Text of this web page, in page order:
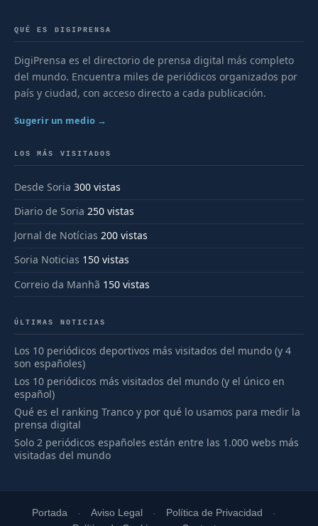
QUÉ ES DIGIPRENSA
DigiPrensa es el directorio de prensa digital más completo
del mundo. Encuentra miles de periódicos organizados por
país y ciudad, con acceso directo a cada publicación.
Sugerir un medio →
LOS MÁS VISITADOS
Desde Soria 300 vistas
Diario de Soria 250 vistas
Jornal de Notícias 200 vistas
Soria Noticias 150 vistas
Correio da Manhã 150 vistas
ÚLTIMAS NOTICIAS
Los 10 periódicos deportivos más visitados del mundo (y 4
son españoles)
Los 10 periódicos más visitados del mundo (y el único en
español)
Qué es el ranking Tranco y por qué lo usamos para medir la
prensa digital
Solo 2 periódicos españoles están entre las 1.000 webs más
visitadas del mundo
Portada Aviso Legal
Política de Privacidad